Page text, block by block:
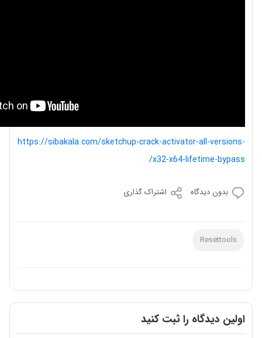
https://sibakala.com/sketchup-crack-activator-all-versions-
x32-x64-lifetime-bypass/
بدون دیدگاه اشتراک گذاری
Resettools
اولین دیدگاه را ثبت کنید